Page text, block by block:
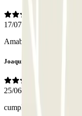
17/07/2026
Amabilidad del personal.
Joaquín
25/06/2026
cumple con lo esperado